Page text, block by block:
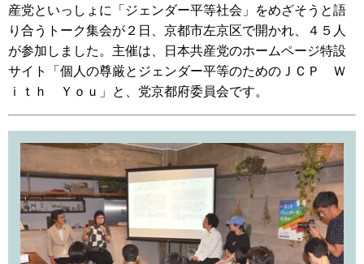
産党といっしょに「ジェンダー平等社会」をめざそうと語
り合うトーク集会が２日、京都市左京区で開かれ、４５人
が参加しました。主催は、日本共産党のホームページ特設
サイト「個人の尊厳とジェンダー平等のためのＪＣＰ Ｗ
ｉｔｈ Ｙｏｕ」と、党京都府委員会です。